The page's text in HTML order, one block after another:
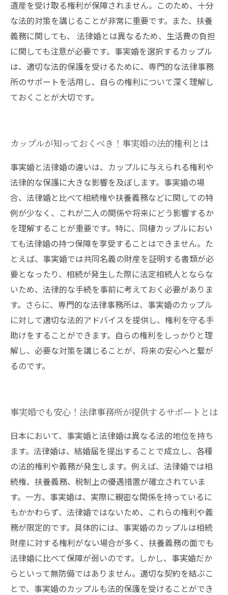
遺産を受け取る権利が保障されません。このため、十分
な法的対策を講じることが非常に重要です。また、扶養
義務に関しても、 法律婚とは異なるため、生活費の負担
に関しても注意が必要です。事実婚を選択するカップル
は、適切な法的保護を受けるために、専門的な法律事務
所のサポートを活用し、自らの権利について深く理解し
ておくことが大切です。
カップルが知っておくべき！事実婚の法的権利とは
事実婚と法律婚の違いは、カップルに与えられる権利や
法律的な保護に大きな影響を及ぼします。事実婚の場
合、法律婚と比べて相続権や扶養義務などに関しての特
例が少なく、これが二人の関係や将来にどう影響するか
を理解することが重要です。特に、同棲カップルにおい
ても法律婚の持つ保障を享受することはできません。た
とえば、事実婚では共同名義の財産を証明する書類が必
要となったり、相続が発生した際に法定相続人とならな
いため、法律的な手続を事前に考えておく必要がありま
す。さらに、専門的な法律事務所は、事実婚のカップル
に対して適切な法的アドバイスを提供し、権利を守る手
助けをすることができます。自らの権利をしっかりと理
解し、必要な対策を講じることが、将来の安心へと繋が
るのです。
事実婚でも安心！法律事務所が提供するサポートとは
日本において、事実婚と法律婚は異なる法的地位を持ち
ます。法律婚は、結婚届を提出することで成立し、各種
の法的権利や義務が発生します。例えば、法律婚では相
続権、扶養義務、税制上の優遇措置が確立されていま
す。一方、事実婚は、実際に親密な関係を持っているに
もかかわらず、法律婚ではないため、これらの権利や義
務が限定的です。具体的には、事実婚のカップルは相続
財産に対する権利がない場合が多く、扶養義務の面でも
法律婚に比べて保障が弱いのです。しかし、事実婚だか
らといって無防備ではありません。適切な契約を結ぶこ
とで、事実婚のカップルも法的保護を受けることができ